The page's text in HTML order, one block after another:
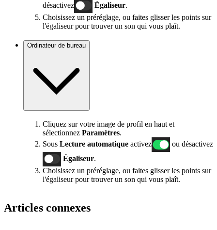
désactivez
Égaliseur.
Choisissez un préréglage, ou faites glisser les points sur
l'égaliseur pour trouver un son qui vous plaît.
Ordinateur de bureau
Cliquez sur votre image de profil en haut et
sélectionnez Paramètres.
Sous Lecture automatique activez
ou désactivez
Égaliseur.
Choisissez un préréglage, ou faites glisser les points sur
l'égaliseur pour trouver un son qui vous plaît.
Articles connexes